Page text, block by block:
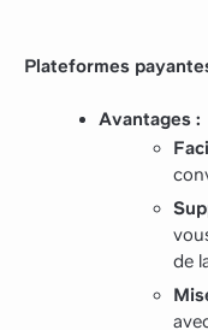
Plateformes
Avantages :
de